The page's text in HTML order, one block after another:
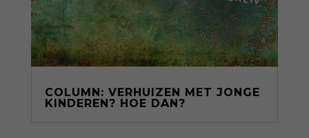
COLUMN: VERHUIZEN MET JONGE
KINDEREN? HOE DAN?